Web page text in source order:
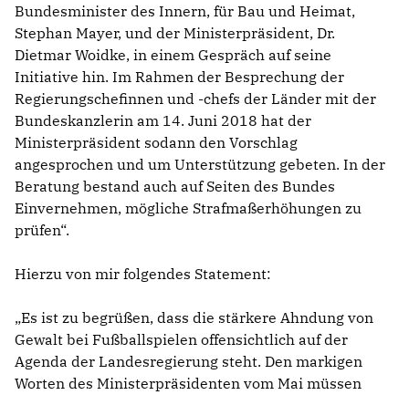
Bundesminister des Innern, für Bau und Heimat,
Stephan Mayer, und der Ministerpräsident, Dr.
Dietmar Woidke, in einem Gespräch auf seine
Initiative hin. Im Rahmen der Besprechung der
Regierungschefinnen und -chefs der Länder mit der
Bundeskanzlerin am 14. Juni 2018 hat der
Ministerpräsident sodann den Vorschlag
angesprochen und um Unterstützung gebeten. In der
Beratung bestand auch auf Seiten des Bundes
Einvernehmen, mögliche Strafmaßerhöhungen zu
prüfen“.
Hierzu von mir folgendes Statement:
Es ist zu begrüßen, dass die stärkere Ahndung von
Gewalt bei Fußballspielen offensichtlich auf der
Agenda der Landesregierung steht. Den markigen
Worten des Ministerpräsidenten vom Mai müssen